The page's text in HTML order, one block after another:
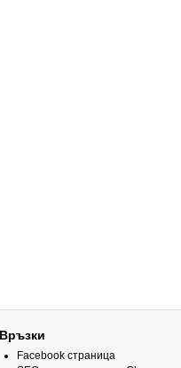
Връзки
Facebook страница